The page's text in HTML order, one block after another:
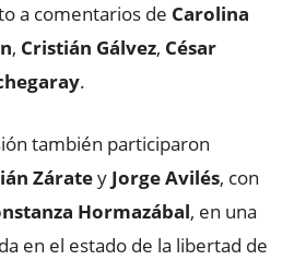
a comentarios de Carolina
, Cristián Gálvez, César
.
también participaron
Záratey Jorge Avilés, con
Hormazábal, en una
en el estado de la libertad de